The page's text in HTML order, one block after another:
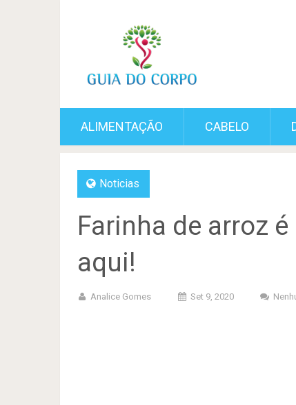
ALIMENTAÇÃO CABELO
Noticias
Farinha de arroz
aqui!
Analice Gomes Set 9, 2020